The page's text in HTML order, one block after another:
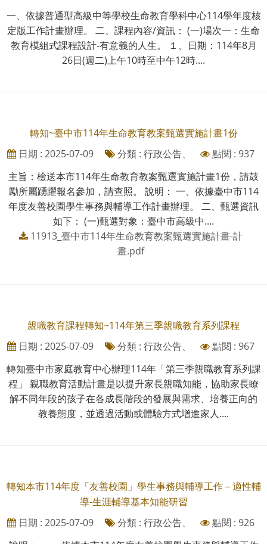
一、依據普通型高級中等學校生命教育學科中心114學年度核
定版工作計畫辦理。 二、課程內容/資訊： (一)場次一：生命
教育模組式課程設計-有意義的人生。 １、日期：114年8月
26日(週二)上午10時至中午12時....
轉知~臺中市114年生命教育教案甄選實施計畫1份
日期 : 2025-07-09
分類 : 行政公告、
點閱 : 937
主旨：檢送本市114年生命教育教案甄選實施計畫1份，請鼓
勵所屬踴躍報名參加，請查照。 說明： 一、依據臺中市114
年度友善校園學生事務與輔導工作計畫辦理。 二、甄選資訊
如下： (一)甄選對象：臺中市高級中....
11913_臺中市114年生命教育教案甄選實施計畫-計
畫.pdf
親職教育課程轉知~114年第三季親職教育系列課程
日期 : 2025-07-09
分類 : 行政公告、
點閱 : 967
轉知臺中市家庭教育中心辦理114年「第三季親職教育系列課
程」 親職教育活動計畫是以提升家長親職知能，協助家長瞭
解不同年段的孩子在各成長階段的發展與需求、培養正向的
教養態度，並透過活動或體驗方式增進家人....
轉知本市114年度「友善校園」學生事務與輔導工作－適性輔
導-生涯輔導基本知能研習
日期 : 2025-07-09
分類 : 行政公告、
點閱 : 926